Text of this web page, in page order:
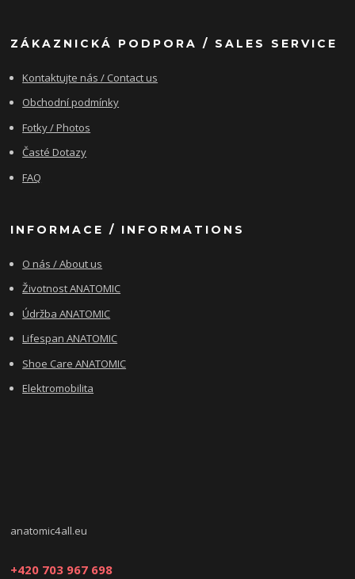
ZÁKAZNICKÁ PODPORA / SALES SERVICE
Kontaktujte nás / Contact us
Obchodní podmínky
Fotky / Photos
Časté Dotazy
FAQ
INFORMACE / INFORMATIONS
O nás / About us
Životnost ANATOMIC
Údržba ANATOMIC
Lifespan ANATOMIC
Shoe Care ANATOMIC
Elektromobilita
anatomic4all.eu
+420 703 967 698